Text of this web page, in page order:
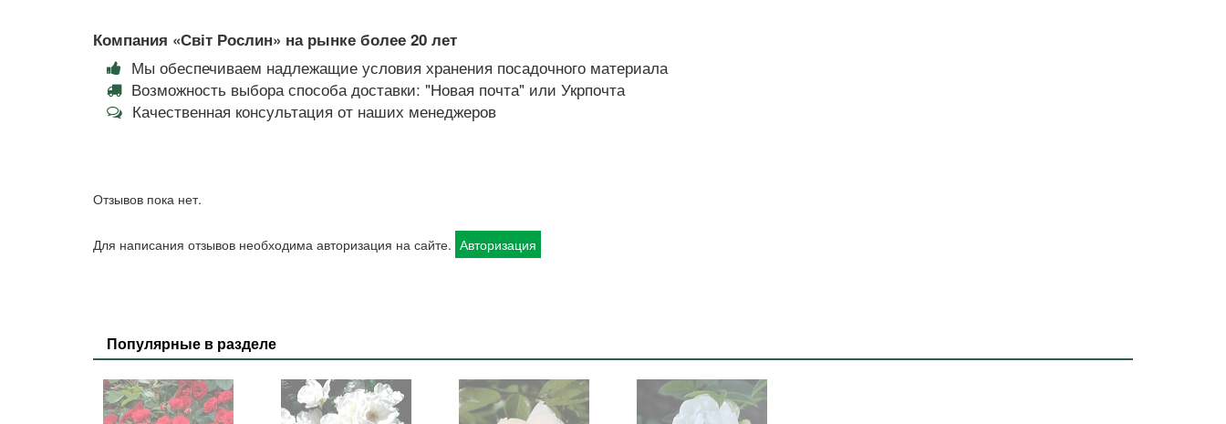
Компания «Світ Рослин» на рынке более 20 лет
Мы обеспечиваем надлежащие условия хранения посадочного материала
Возможность выбора способа доставки: "Новая почта" или Укрпочта
Качественная консультация от наших менеджеров
Отзывов пока нет.
Для написания отзывов необходима авторизация на сайте. Авторизация
Популярные в разделе